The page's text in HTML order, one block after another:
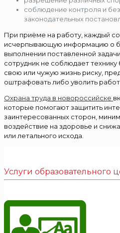
соблюдение контроля и
законодательных
При приёме на работу, каждый
исчерпывающую информацию о
выполнении поставленной
сотрудник не соблюдает
свою или чужую жизнь риску,
оштрафовать либо уволить
Охрана труда в новороссийске
которые помогают защитить
заинтересованных сторон,
воздействие на здоровье и
или летального исхода.
Услуги образовательного